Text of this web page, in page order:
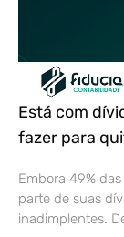
Está com
fazer para
Embora 49%
parte de suas
inadimplentes.